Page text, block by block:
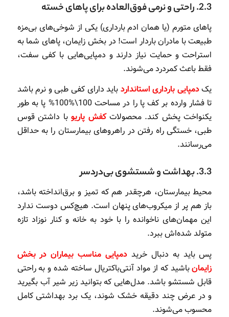
2.3. راحتی و نرمی فوق‌العاده برای پاهای خسته
پاهای متورم (یا همان ادم بارداری) یکی از شوخی‌های بی‌مزه
طبیعت با مادران باردار است! در بخش زایمان، پاهای شما به
استراحت و حمایت نیاز دارند و دمپایی‌هایی با کفی سفت،
فقط باعث کمردرد می‌شوند.
یکدمپایی بارداری استانداردباید دارای کفی طبی و نرم باشد
تا فشار وارده بر کف پا را در مساحت 100\%
100% پا به طور
یکنواخت پخش کند. محصولاتکفش پاریوبا داشتن قوس
طبی، خستگی راه رفتن در راهروهای بیمارستان را به حداقل
می‌رسانند.
3.3. بهداشت و شستشوی بی‌دردسر
محیط بیمارستان، هرچقدر هم که تمیز و برق‌انداخته باشد،
باز هم پر از میکروب‌های پنهان است. هیچ‌کس دوست ندارد
این مهمان‌های ناخوانده را با خود به خانه و کنار نوزاد تازه
متولد شده‌اش ببرد.
پس باید به دنبال خرید دمپایی مناسب بیماران در بخش
زایمانباشید که از مواد آنتی‌باکتریال ساخته شده و به راحتی
قابل شستشو باشد. مدل‌هایی که بتوانید زیر شیر آب بگیرید
و در عرض چند دقیقه خشک شوند، یک برد بهداشتی کامل
محسوب می‌شوند.